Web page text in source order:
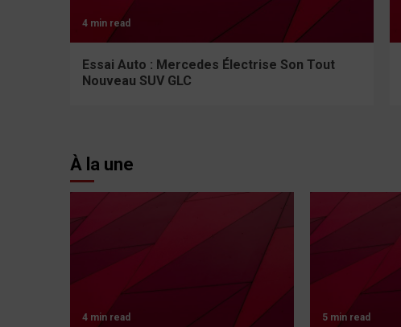
4 min read
Essai Auto : Mercedes Électrise Son Tout
Nouveau SUV GLC
À la une
4 min read 5 min read